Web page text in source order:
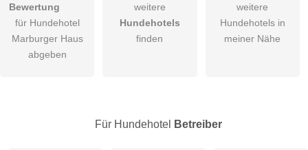
Hiermit akzeptiere ich dieAGB
DieDatenschutzerklärung habe ich zur Kenntnis genommen.
Besucher sichtbar.
Bewertung
für Hundehotel
Marburger Haus
abgeben
weitere
Hundehotels
finden
weitere
Hundehotels in
meiner Nähe
Für Hundehotel Betreiber